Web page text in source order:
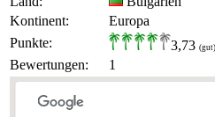
Kontinent:
Europa
Punkte:
3,73 (gut)
Bewertungen: 1